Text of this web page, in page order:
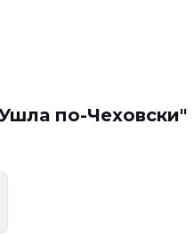
по-Чеховски"